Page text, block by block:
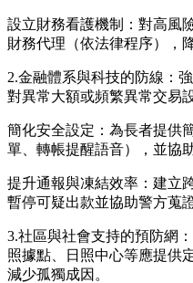
設立財務看護機制：對高風
財務代理（依法律程序），
2.金融體系與科技的防線：
對異常大額或頻繁異常交易
簡化安全設定：為長者提供
單、轉帳提醒語音），並協
提升通報與凍結效率：建立
暫停可疑出款並協助警方蒐證
3.社區與社會支持的預防網
照據點、日照中心等應提供
減少孤獨成因。